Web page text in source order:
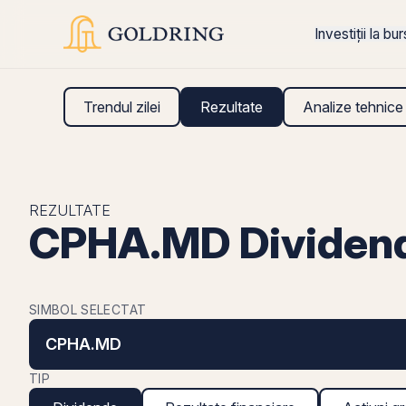
Investiții la
Trendul zilei Rezultate Analize tehnice
REZULTATE
CPHA.MD
SIMBOL SELECTAT
CPHA.MD
TIP